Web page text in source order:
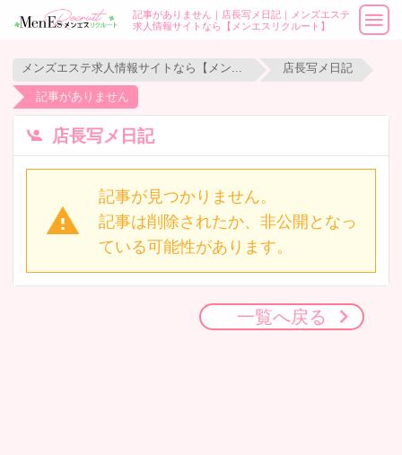
記事がありません｜店長写メ日記｜メンズエステ
求人情報サイトなら【メンエスリクルート】
店長写メ日記
記事がありません
店長写メ日記
記事が見つかりません。
記事は削除されたか、非公開となっ
ている可能性があります。
一覧へ戻る